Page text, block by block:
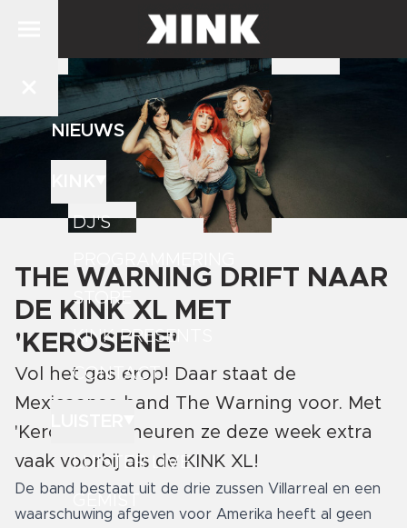
NIEUWS
DJ'S
STORE
KINK PRESENTS
CONTACT
LUISTER LIVE
THE WARNING DRIFT NAAR
DE KINK XL MET
'KEROSENE'
Vol het gas erop! Daar staat de
Mexicaanse band The Warning voor. Met
'Kerosene' scheuren ze deze week extra
vaak voorbij als de KINK XL!
De band bestaat uit de drie zussen Villarreal en een
waarschuwing afgeven voor Amerika heeft al geen